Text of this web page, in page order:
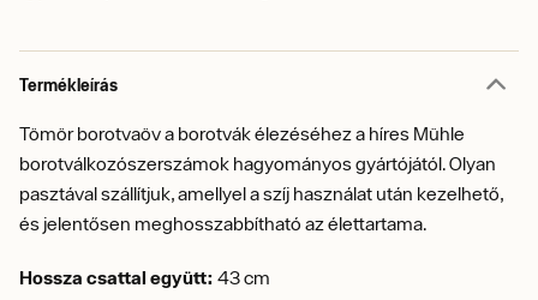
Termékleírás
Tömör borotvaöv a borotvák élezéséhez a híres Mühle
borotválkozószerszámok hagyományos gyártójától. Olyan
pasztával szállítjuk, amellyel a szíj használat után kezelhető,
és jelentősen meghosszabbítható az élettartama.
Hossza csattal együtt: 43 cm